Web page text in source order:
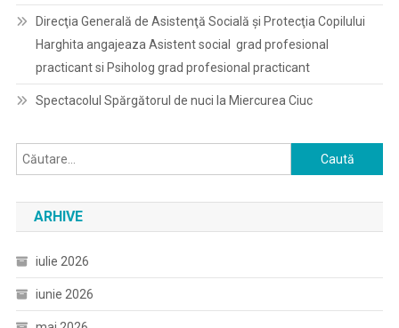
Direcţia Generală de Asistenţă Socială şi Protecţia Copilului
Harghita angajeaza Asistent social grad profesional
practicant si Psiholog grad profesional practicant
Spectacolul Spărgătorul de nuci la Miercurea Ciuc
Caută
după:
ARHIVE
iulie 2026
iunie 2026